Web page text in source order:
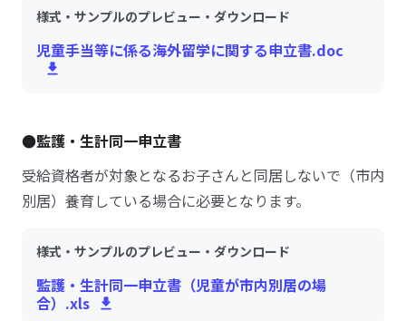
様式・サンプルのプレビュー・ダウンロード
児童手当等に係る海外留学に関する申立書.doc
●監護・生計同一申立書
受給資格者が対象となるお子さんと同居しないで（市内
別居）養育している場合に必要となります。
様式・サンプルのプレビュー・ダウンロード
監護・生計同一申立書（児童が市内別居の場
合）.xls